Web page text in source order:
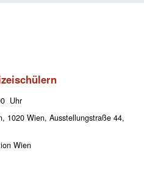
Uhr
1020 Wien, Ausstellungstraße 44,
Wien